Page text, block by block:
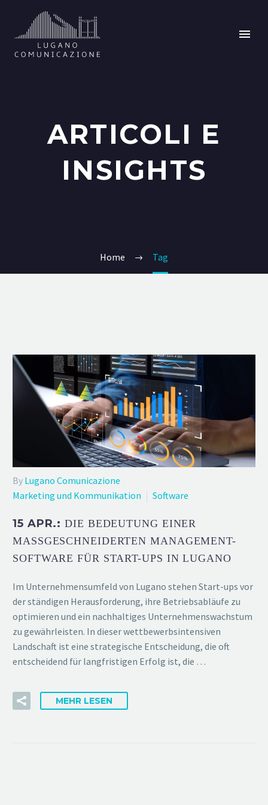
ARTICOLI E
INSIGHTS
Home Tag
By Lugano Comunicazione
Marketing und Kommunikation
Software
15 APR.:DIE BEDEUTUNG EINER
MASSGESCHNEIDERTEN MANAGEMENT-S
OFTWARE FÜR START-UPS IN LUGANO
Im Unternehmensumfeld von Lugano stehen Start-ups vor
der ständigen Herausforderung, ihre Betriebsabläufe zu
optimieren und ein nachhaltiges Unternehmenswachstum
zu gewährleisten. In dieser wettbewerbsintensiven
Landschaft ist eine strategische Entscheidung, die oft
entscheidend für langfristigen Erfolg ist, die …
MEHR LESEN